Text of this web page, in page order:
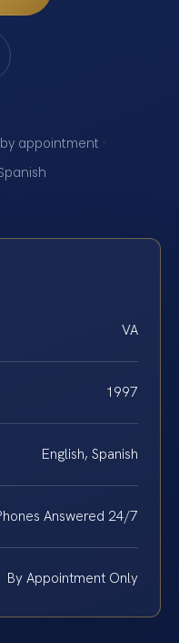
appointment ·
VA
1997
English, Spanish
Answered 24/7
By Appointment Only